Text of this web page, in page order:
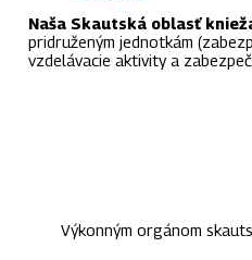
Naša Skautská oblasť
pridruženým jednotkám
vzdelávacie aktivity a
Výkonným orgánom